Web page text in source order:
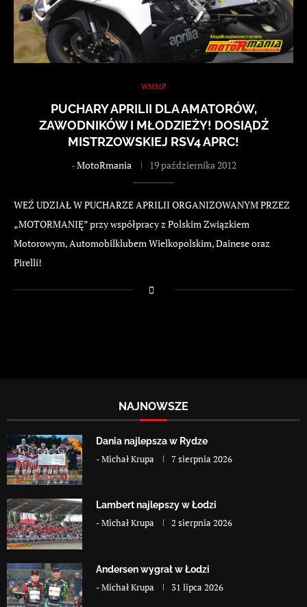
WMMP
PUCHARY APRILII DLA AMATORÓW,
ZAWODNIKÓW I MŁODZIEŻY! DOSIĄDŹ
MISTRZOWSKIEJ RSV4 APRC!
-MotoRmania 19 października 2012
WEŹ UDZIAŁ W PUCHARZE APRILII ORGANIZOWANYM PRZEZ
„MOTORMANIĘ” przy współpracy z Polskim Związkiem
Motorowym, Automobilklubem Wielkopolskim, Dainese oraz
Pirelli!
NAJNOWSZE
Dania najlepsza w Rydze
-Michał Krupa 7 sierpnia 2026
Lambert najlepszy w Łodzi
-Michał Krupa 2 sierpnia 2026
Andersen wygrał w Łodzi
-Michał Krupa 31 lipca 2026